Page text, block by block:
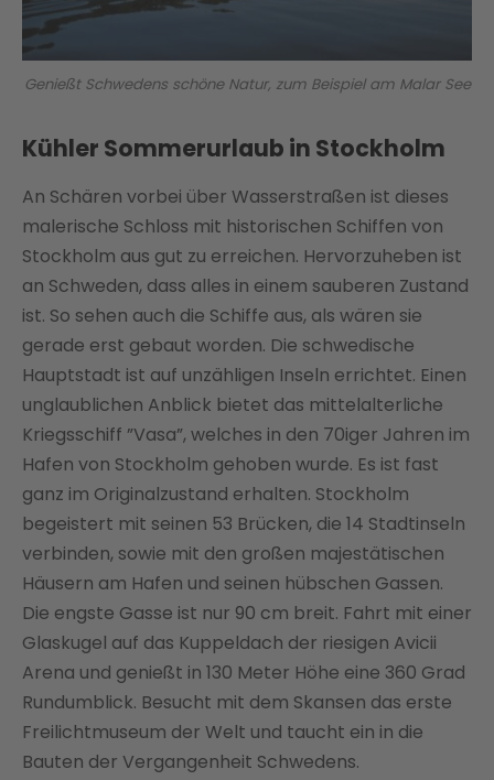
Genießt Schwedens schöne Natur, zum Beispiel am Malar See
Kühler Sommerurlaub in Stockholm
An Schären vorbei über Wasserstraßen ist dieses
malerische Schloss mit historischen Schiffen von
Stockholm aus gut zu erreichen. Hervorzuheben ist
an Schweden, dass alles in einem sauberen Zustand
ist. So sehen auch die Schiffe aus, als wären sie
gerade erst gebaut worden. Die schwedische
Hauptstadt ist auf unzähligen Inseln errichtet. Einen
unglaublichen Anblick bietet das mittelalterliche
Kriegsschiff ”Vasa”, welches in den 70iger Jahren im
Hafen von Stockholm gehoben wurde. Es ist fast
ganz im Originalzustand erhalten. Stockholm
begeistert mit seinen 53 Brücken, die 14 Stadtinseln
verbinden, sowie mit den großen majestätischen
Häusern am Hafen und seinen hübschen Gassen.
Die engste Gasse ist nur 90 cm breit. Fahrt mit einer
Glaskugel auf das Kuppeldach der riesigen Avicii
Arena und genießt in 130 Meter Höhe eine 360 Grad
Rundumblick. Besucht mit dem Skansen das erste
Freilichtmuseum der Welt und taucht ein in die
Bauten der Vergangenheit Schwedens.